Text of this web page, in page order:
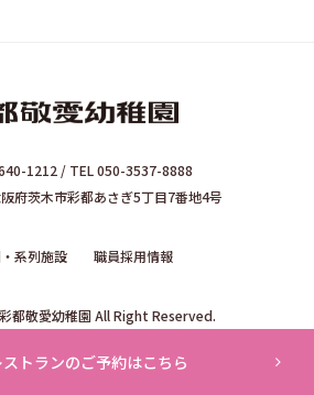
ストランのご予約はこちら
1212 / TEL 050-3537-8888
府茨木市彩都あさぎ5丁目7番地4号
系列施設 職員採用情報
都敬愛幼稚園 All Right Reserved.